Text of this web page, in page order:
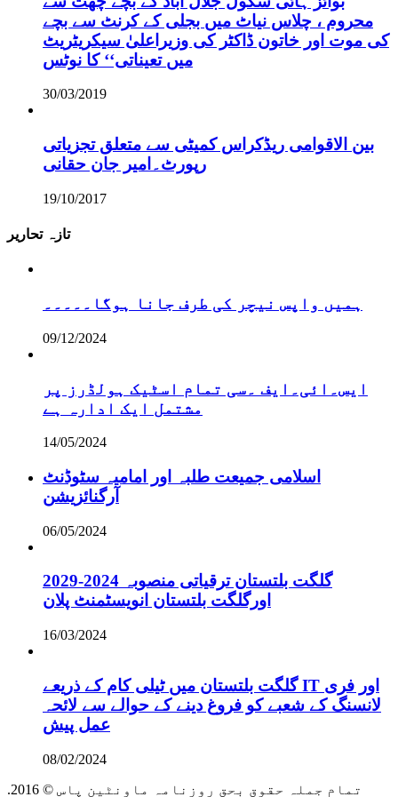
محروم ، چلاس نیاٹ میں بجلی کے کرنٹ سے بچے
کی موت اور خاتون ڈاکٹر کی وزیراعلیٰ سیکریٹریٹ
میں تعیناتی‘‘ کا نوٹس
30/03/2019
بین الاقوامی ریڈکراس کمیٹی سے متعلق تجزیاتی
رپورٹ۔امیر جان حقانی
19/10/2017
تازہ تحاریر
ہمیں واپس نیچر کی طرف جانا ہوگا۔۔۔۔۔
09/12/2024
ایس۔ائی۔ایف ۔سی تمام اسٹیک ہولڈرز پر
مشتمل ایک ادارہ ہے
14/05/2024
اسلامی جمیعت طلبہ اور امامیہ سٹوڈنٹ
آرگنائزیشن
06/05/2024
گلگت بلتستان ترقیاتی منصوبہ 2024-2029
اورگلگت بلتستان انویسٹمنٹ پلان
16/03/2024
گلگت بلتستان میں ٹیلی کام کے ذریعے IT اور فری
لانسنگ کے شعبے کو فروغ دینے کے حوالے سے لائحہ
عمل پیش
08/02/2024
.2016 © تمام جملہ حقوق بحق روزنامہ ماونٹین پاس